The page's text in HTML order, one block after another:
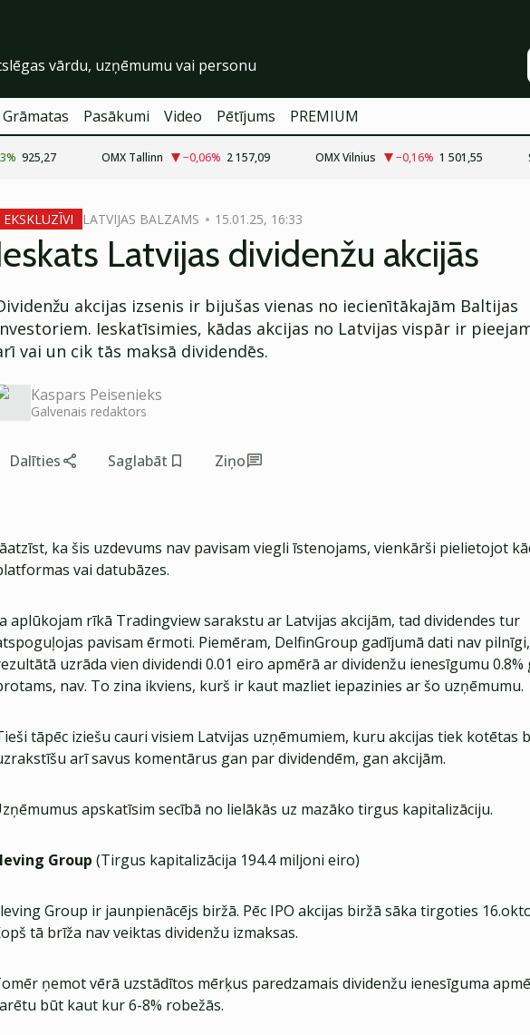
Grāmatas Pasākumi Video Pētījums PREMIUM
% 925,27 OMX Tallinn −0,06% 2 157,09 OMX Vilnius −0,16% 1 501,55
EKSKLUZĪVI LATVIJAS BALZAMS 15.01.25, 16:33
Latvijas dividenžu akcijās
akcijas izsenis ir bijušas vienas no iecienītākajām Baltijas
Ieskatīsimies, kādas akcijas no Latvijas vispār ir
vai un cik tās maksā dividendēs.
Kaspars Peisenieks
Galvenais redaktors
Dalīties Saglabāt Ziņo
ka šis uzdevums nav pavisam viegli īstenojams, vienkārši pielietojot
vai datubāzes.
aplūkojam rīkā Tradingview sarakstu ar Latvijas akcijām, tad dividendes tur
pavisam ērmoti. Piemēram, DelfinGroup gadījumā dati nav
uzrāda vien dividendi 0.01 eiro apmērā ar dividenžu ienesīgumu 0.8%
nav. To zina ikviens, kurš ir kaut mazliet iepazinies ar šo uzņēmumu.
tāpēc iziešu cauri visiem Latvijas uzņēmumiem, kuru akcijas tiek kotētas
arī savus komentārus gan par dividendēm, gan akcijām.
apskatīsim secībā no lielākās uz mazāko tirgus kapitalizāciju.
Group (Tirgus kapitalizācija 194.4 miljoni eiro)
Group ir jaunpienācējs biržā. Pēc IPO akcijas biržā sāka tirgoties
tā brīža nav veiktas dividenžu izmaksas.
ņemot vērā uzstādītos mērķus paredzamais dividenžu ienesīguma
būt kaut kur 6-8% robežās.